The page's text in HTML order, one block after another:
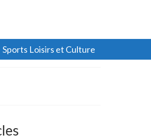
Sports Loisirs et Culture